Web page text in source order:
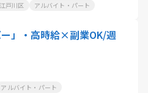
戸川区 アルバイト・パート
ー」・高時給×副業OK/週
アルバイト・パート